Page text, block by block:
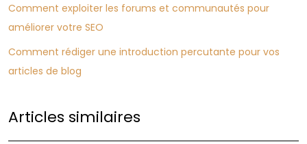
Comment exploiter les forums et communautés pour
améliorer votre SEO
Comment rédiger une introduction percutante pour vos
articles de blog
Articles similaires